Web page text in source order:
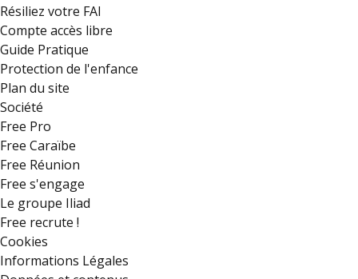
Résiliez votre FAI
Compte accès libre
Guide Pratique
Protection de l'enfance
Plan du site
Société
Free Pro
Free Caraïbe
Free Réunion
Free s'engage
Le groupe Iliad
Free recrute !
Cookies
Informations Légales